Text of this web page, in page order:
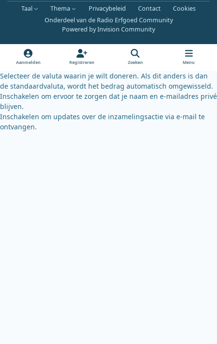
c
e
o
k
u
b
u
k
y
Taal Thema Privacybeleid Contact
Cookies
Onderdeel van de Radio Erfgoed Community
Powered byInvision Community
Aanmelden Registreren Zoeken Menu
Selecteer de valuta waarin je wilt doneren. Als dit anders is dan
de standaardvaluta, wordt het bedrag automatisch omgewisseld.
Inschakelen om ervoor te zorgen dat je naam en e-mailadres privé
blijven.
Inschakelen om updates over de inzamelingsactie via e-mail te
ontvangen.